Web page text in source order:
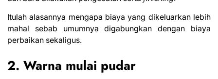
Itulah alasannya mengapa biaya yang dikeluarkan lebih
mahal sebab umumnya digabungkan dengan biaya
perbaikan sekaligus.
2. Warna mulai pudar